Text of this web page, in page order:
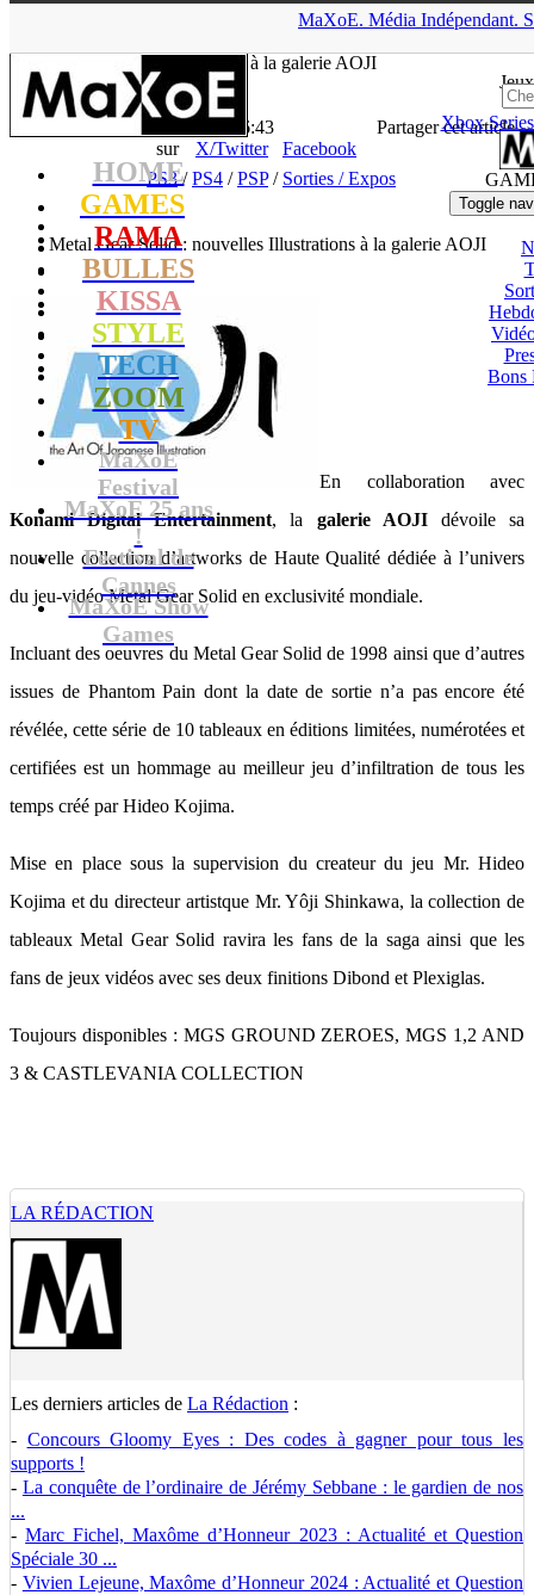
MaXoE. Média Indépendant.
HOME
GAMES
RAMA
BULLES
KISSA
STYLE
TECH
ZOOM
TV
MaXoE
Festival
MaXoE 25 ans
!
Festival de
Cannes
MaXoE Show
Games
Jeux
Xbox
Toggle
Bons
Illustrations à la galerie AOJI
- 28.08.14, 16:43
Partager cet article
sur
X/Twitter
Facebook
PS3/PS4 /PSP/ Sorties / Expos
Metal Gear Solid : nouvelles Illustrations à la galerie AOJI
En collaboration avec
Konami Digital Entertainment, la galerie AOJIdévoile sa
nouvelle collection d’artworks de Haute Qualité dédiée à l’univers
du jeu-vidéo Metal Gear Solid en exclusivité mondiale.
Incluant des oeuvres du Metal Gear Solid de 1998 ainsi que d’autres
issues de Phantom Pain dont la date de sortie n’a pas encore été
révélée, cette série de 10 tableaux en éditions limitées, numérotées et
certifiées est un hommage au meilleur jeu d’infiltration de tous les
temps créé par Hideo Kojima.
Mise en place sous la supervision du createur du jeu Mr. Hideo
Kojima et du directeur artistque Mr. Yôji Shinkawa, la collection de
tableaux Metal Gear Solid ravira les fans de la saga ainsi que les
fans de jeux vidéos avec ses deux finitions Dibond et Plexiglas.
Toujours disponibles : MGS GROUND ZEROES, MGS 1,2 AND
3 & CASTLEVANIA COLLECTION
LA RÉDACTION
Les derniers articles de La Rédaction :
- Concours Gloomy Eyes : Des codes à gagner pour tous les
supports !
- La conquête de l’ordinaire de Jérémy Sebbane : le gardien de nos
...
-Marc Fichel, Maxôme d’Honneur 2023 : Actualité et Question
Spéciale 30 ...
- Vivien Lejeune, Maxôme d’Honneur 2024 : Actualité et Question